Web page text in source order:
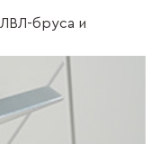
бруса и